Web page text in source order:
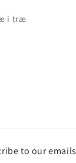
i træ
to our emails